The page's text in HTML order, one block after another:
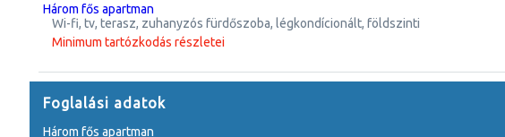
három fős apartman
wi-fi, tv, terasz, zuhanyzós fürdőszoba, légkondícionált, földszinti
Minimum tartózkodás részletei
Foglalási adatok
három fős apartman